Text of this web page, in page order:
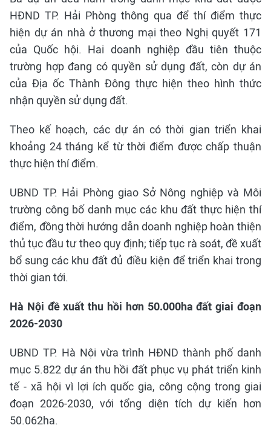
HĐND TP. Hải Phòng thông qua để thí điểm thực
hiện dự án nhà ở thương mại theo Nghị quyết 171
của Quốc hội. Hai doanh nghiệp đầu tiên thuộc
trường hợp đang có quyền sử dụng đất, còn dự án
của Địa ốc Thành Đông thực hiện theo hình thức
nhận quyền sử dụng đất.
Theo kế hoạch, các dự án có thời gian triển khai
khoảng 24 tháng kể từ thời điểm được chấp thuận
thực hiện thí điểm.
UBND TP. Hải Phòng giao Sở Nông nghiệp và Môi
trường công bố danh mục các khu đất thực hiện thí
điểm, đồng thời hướng dẫn doanh nghiệp hoàn thiện
thủ tục đầu tư theo quy định; tiếp tục rà soát, đề xuất
bổ sung các khu đất đủ điều kiện để triển khai trong
thời gian tới.
Hà Nội đề xuất thu hồi hơn 50.000ha đất giai đoạn
2026-2030
UBND TP. Hà Nội vừa trình HĐND thành phố danh
mục 5.822 dự án thu hồi đất phục vụ phát triển kinh
tế - xã hội vì lợi ích quốc gia, công cộng trong giai
đoạn 2026-2030, với tổng diện tích dự kiến hơn
50.062ha.